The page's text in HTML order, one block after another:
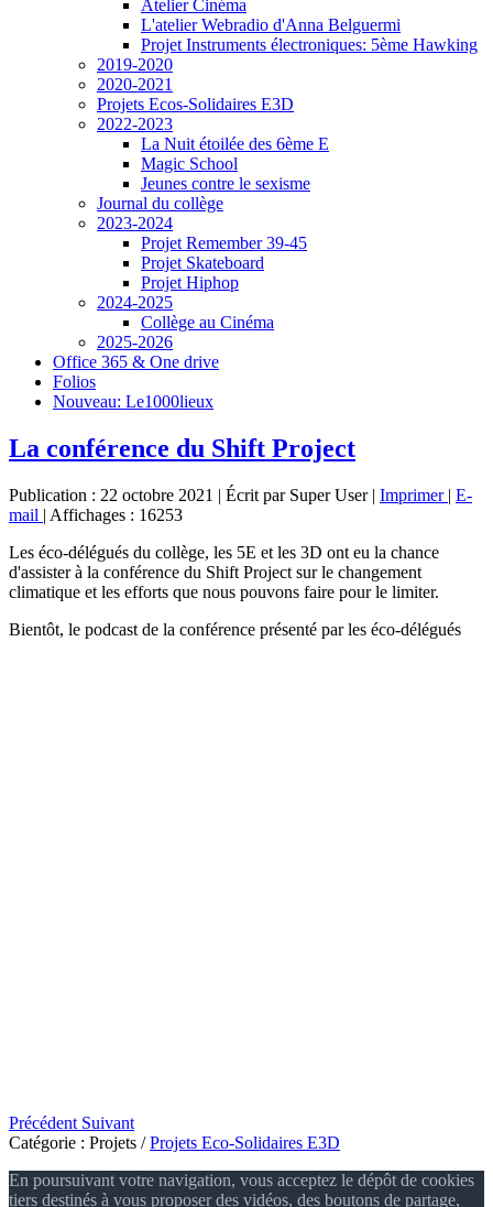
Atelier Cinéma
L'atelier Webradio d'Anna Belguermi
Projet Instruments électroniques: 5ème Hawking
2019-2020
2020-2021
Projets Ecos-Solidaires E3D
2022-2023
La Nuit étoilée des 6ème E
Magic School
Jeunes contre le sexisme
Journal du collège
2023-2024
Projet Remember 39-45
Projet Skateboard
Projet Hiphop
2024-2025
Collège au Cinéma
2025-2026
Office 365 & One drive
Folios
Nouveau: Le1000lieux
La conférence du Shift Project
Publication : 22 octobre 2021 | Écrit par Super User| Imprimer | E-
mail | Affichages : 16253
Les éco-délégués du collège, les 5E et les 3D ont eu la chance
d'assister à la conférence du Shift Project sur le changement
climatique et les efforts que nous pouvons faire pour le limiter.
Bientôt, le podcast de la conférence présenté par les éco-délégués
Précédent Suivant
Catégorie : Projets /Projets Eco-Solidaires E3D
En poursuivant votre navigation, vous acceptez le dépôt de cookies
tiers destinés à vous proposer des vidéos, des boutons de partage,